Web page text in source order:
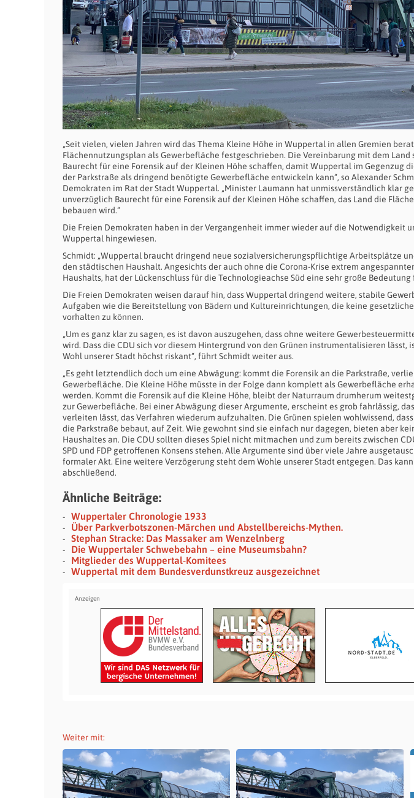
„Seit vielen, vielen Jahren wird das Thema Kleine Höhe in Wuppertal in allen Gremien
Flächennutzungsplan als Gewerbefläche festgeschrieben. Die Vereinbarung mit dem Land
Baurecht für eine Forensik auf der Kleinen Höhe schaffen, damit Wuppertal im Gegenzug
der Parkstraße als dringend benötigte Gewerbefläche entwickeln kann“, so Alexander
Demokraten im Rat der Stadt Wuppertal. „Minister Laumann hat unmissverständlich klar
unverzüglich Baurecht für eine Forensik auf der Kleinen Höhe schaffen, das Land die
bebauen wird.“
Die Freien Demokraten haben in der Vergangenheit immer wieder auf die Notwendigkeit
Wuppertal hingewiesen.
Schmidt: „Wuppertal braucht dringend neue sozialversicherungspflichtige Arbeitsplätze
den städtischen Haushalt. Angesichts der auch ohne die Corona-Krise extrem
Haushalts, hat der Lückenschluss für die Technologieachse Süd eine sehr große Bedeutung
Die Freien Demokraten weisen darauf hin, dass Wuppertal dringend weitere, stabile
Aufgaben wie die Bereitstellung von Bädern und Kultureinrichtungen, die keine
vorhalten zu können.
„Um es ganz klar zu sagen, es ist davon auszugehen, dass ohne weitere
wird. Dass die CDU sich vor diesem Hintergrund von den Grünen instrumentalisieren
Wohl unserer Stadt höchst riskant“, führt Schmidt weiter aus.
„Es geht letztendlich doch um eine Abwägung: kommt die Forensik an die Parkstraße,
Gewerbefläche. Die Kleine Höhe müsste in der Folge dann komplett als Gewerbefläche
werden. Kommt die Forensik auf die Kleine Höhe, bleibt der Naturraum drumherum
zur Gewerbefläche. Bei einer Abwägung dieser Argumente, erscheint es grob fahrlässig,
verleiten lässt, das Verfahren wiederum aufzuhalten. Die Grünen spielen wohlwissend,
die Parkstraße bebaut, auf Zeit. Wie gewohnt sind sie einfach nur dagegen, bieten aber
Haushaltes an. Die CDU sollten dieses Spiel nicht mitmachen und zum bereits zwischen
SPD und FDP getroffenen Konsens stehen. Alle Argumente sind über viele Jahre
formaler Akt. Eine weitere Verzögerung steht dem Wohle unserer Stadt entgegen. Das
abschließend.
Ähnliche Beiträge:
Wuppertaler Chronologie 1933
Über Parkverbotszonen-Märchen und Abstellbereichs-Mythen.
Stephan Stracke: Das Massaker am Wenzelnberg
Die Wuppertaler Schwebebahn – eine Museumsbahn?
Mitglieder des Wuppertal-Komitees
Wuppertal mit dem Bundesverdunstkreuz ausgezeichnet
Weiter mit: